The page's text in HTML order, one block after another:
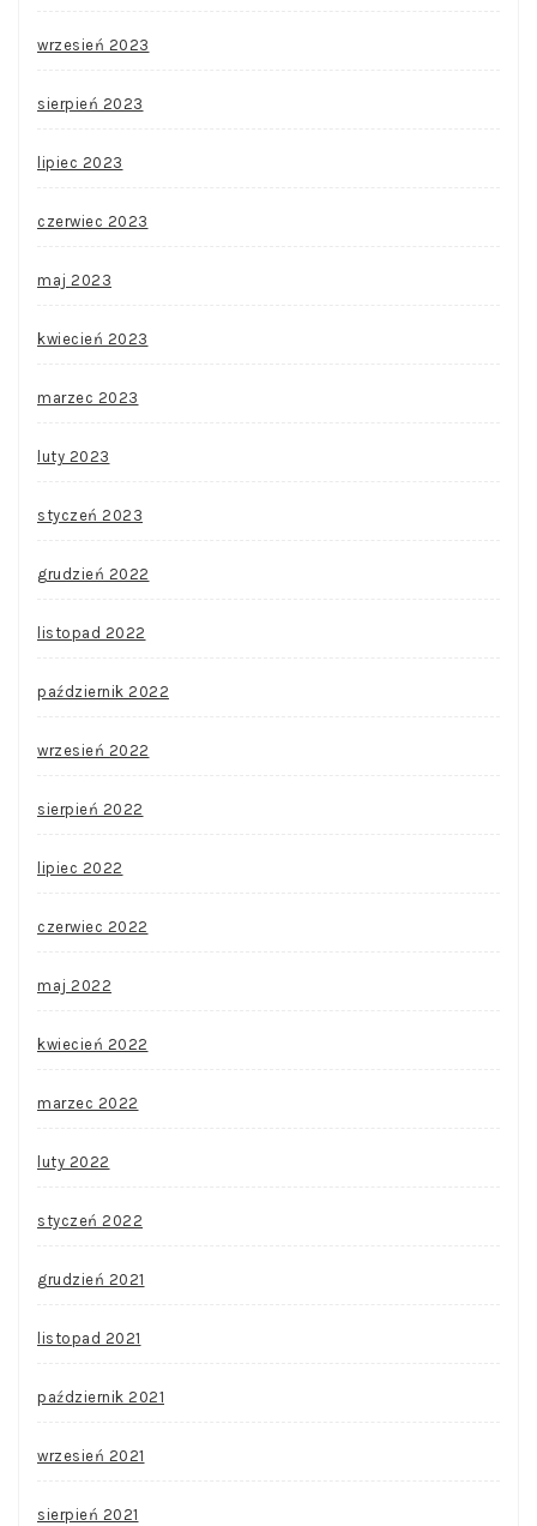
wrzesień 2023
sierpień 2023
lipiec 2023
czerwiec 2023
maj 2023
kwiecień 2023
marzec 2023
luty 2023
styczeń 2023
grudzień 2022
listopad 2022
październik 2022
wrzesień 2022
sierpień 2022
lipiec 2022
czerwiec 2022
maj 2022
kwiecień 2022
marzec 2022
luty 2022
styczeń 2022
grudzień 2021
listopad 2021
październik 2021
wrzesień 2021
sierpień 2021